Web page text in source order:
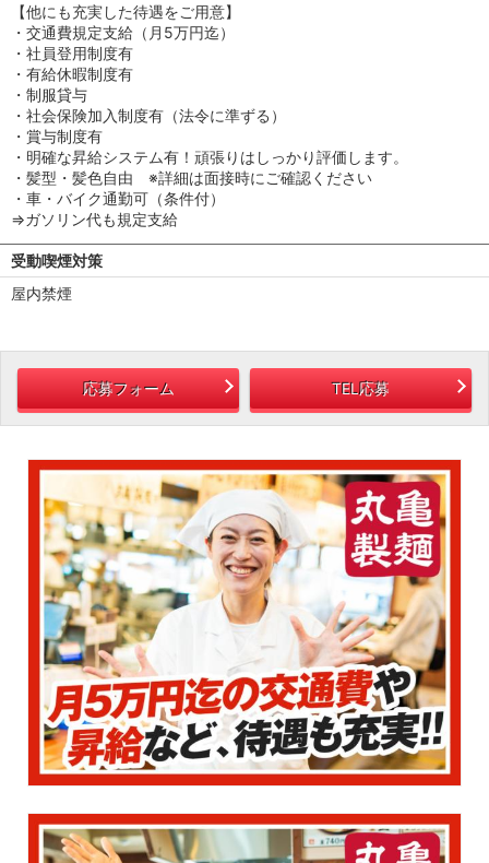
【他にも充実した待遇をご用意】
・交通費規定支給（月5万円迄）
・社員登用制度有
・有給休暇制度有
・制服貸与
・社会保険加入制度有（法令に準ずる）
・賞与制度有
・明確な昇給システム有！頑張りはしっかり評価します。
・髪型・髪色自由 ※詳細は面接時にご確認ください
・車・バイク通勤可（条件付）
⇒ガソリン代も規定支給
受動喫煙対策
屋内禁煙
応募フォーム TEL応募